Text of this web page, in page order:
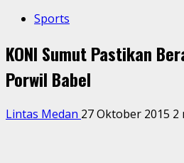
Sports
KONI Sumut Pastikan
Porwil Babel
Lintas Medan 27 Oktober 2015 2